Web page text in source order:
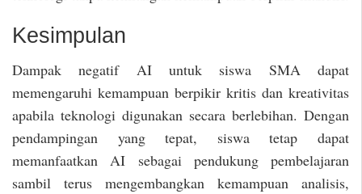
Kesimpulan
Dampak negatif AI untuk siswa SMA dapat
memengaruhi kemampuan berpikir kritis dan kreativitas
apabila teknologi digunakan secara berlebihan. Dengan
pendampingan yang tepat, siswa tetap dapat
memanfaatkan AI sebagai pendukung pembelajaran
sambil terus mengembangkan kemampuan analisis,